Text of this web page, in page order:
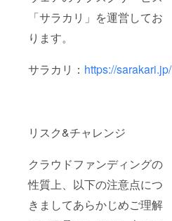
「サラカリ」を運営してお
ります。
サラカリ： https://sarakari.jp/
リスク&チャレンジ
クラウドファンディングの
性質上、以下の注意点につ
きましてあらかじめご理解